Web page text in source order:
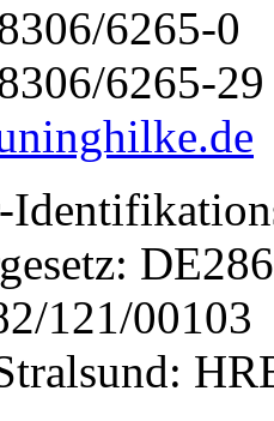
6265-0
6265-29
121/00103